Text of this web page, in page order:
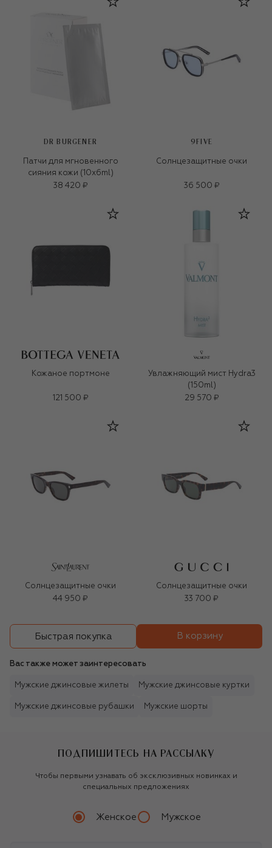
DR BURGENER
Патчи для мгновенного
сияния кожи (10x6ml)
38 420 ₽
9FIVE
Солнцезащитные очки
36 500 ₽
Кожаное портмоне
121 500 ₽
Увлажняющий мист Hydra3
(150ml)
29 570 ₽
Солнцезащитные очки
44 950 ₽
Солнцезащитные очки
33 700 ₽
Быстрая покупка В корзину
Вас также может заинтересовать
Мужские джинсовые жилеты Мужские джинсовые куртки
Мужские джинсовые рубашки Мужские шорты
ПОДПИШИТЕСЬ НА РАССЫЛКУ
Чтобы первыми узнавать об эксклюзивных новинках и
специальных предложениях
Женское Мужское